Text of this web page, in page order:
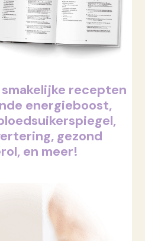
recepten
energieboost,
gezond
en meer!